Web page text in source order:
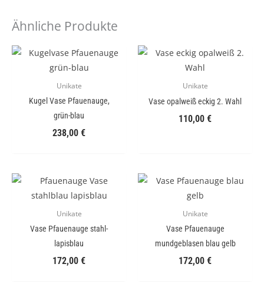
Ähnliche Produkte
Unikate
Kugel Vase Pfauenauge,
grün-blau
238,00 €
Unikate
Vase opalweiß eckig 2. Wahl
110,00 €
Unikate
Vase Pfauenauge stahl-
lapisblau
172,00 €
Unikate
Vase Pfauenauge
mundgeblasen blau gelb
172,00 €